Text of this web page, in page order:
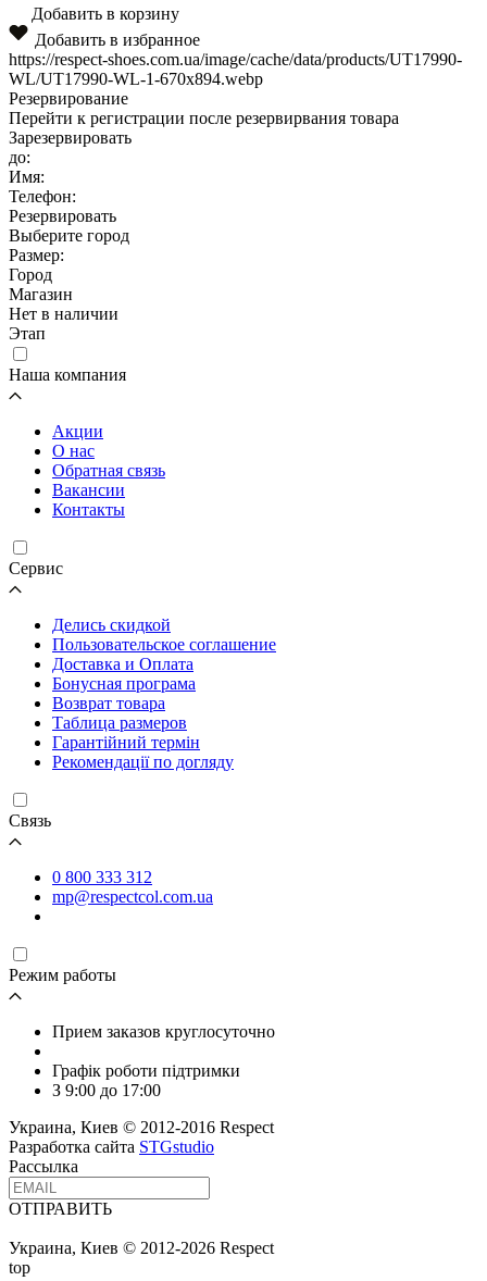
Добавить в корзину
Добавить в избранное
https://respect-shoes.com.ua/image/cache/data/products/UT17990-
WL/UT17990-WL-1-670x894.webp
Резервирование
Перейти к регистрации после резервирвания товара
Зарезервировать
до:
Имя:
Телефон:
Резервировать
Выберите город
Размер:
Город
Магазин
Нет в наличии
Этап
Наша компания
Акции
О нас
Обратная связь
Вакансии
Контакты
Cервис
Делись скидкой
Пользовательское соглашение
Доставка и Оплата
Бонусная програма
Возврат товара
Таблица размеров
Гарантійний термін
Рекомендації по догляду
Связь
0 800 333 312
mp@respectcol.com.ua
Режим работы
Прием заказов круглосуточно
Графік роботи підтримки
З 9:00 до 17:00
Украина, Киев © 2012-2016 Respect
Разработка сайта STGstudio
Рассылка
ОТПРАВИТЬ
Украина, Киев © 2012-2026 Respect
top